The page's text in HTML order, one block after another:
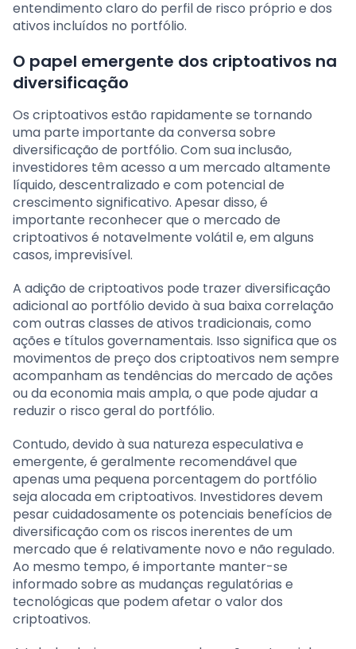
entendimento claro do perfil de risco próprio e dos
ativos incluídos no portfólio.
O papel emergente dos criptoativos na
diversificação
Os criptoativos estão rapidamente se tornando
uma parte importante da conversa sobre
diversificação de portfólio. Com sua inclusão,
investidores têm acesso a um mercado altamente
líquido, descentralizado e com potencial de
crescimento significativo. Apesar disso, é
importante reconhecer que o mercado de
criptoativos é notavelmente volátil e, em alguns
casos, imprevisível.
A adição de criptoativos pode trazer diversificação
adicional ao portfólio devido à sua baixa correlação
com outras classes de ativos tradicionais, como
ações e títulos governamentais. Isso significa que os
movimentos de preço dos criptoativos nem sempre
acompanham as tendências do mercado de ações
ou da economia mais ampla, o que pode ajudar a
reduzir o risco geral do portfólio.
Contudo, devido à sua natureza especulativa e
emergente, é geralmente recomendável que
apenas uma pequena porcentagem do portfólio
seja alocada em criptoativos. Investidores devem
pesar cuidadosamente os potenciais benefícios de
diversificação com os riscos inerentes de um
mercado que é relativamente novo e não regulado.
Ao mesmo tempo, é importante manter-se
informado sobre as mudanças regulatórias e
tecnológicas que podem afetar o valor dos
criptoativos.